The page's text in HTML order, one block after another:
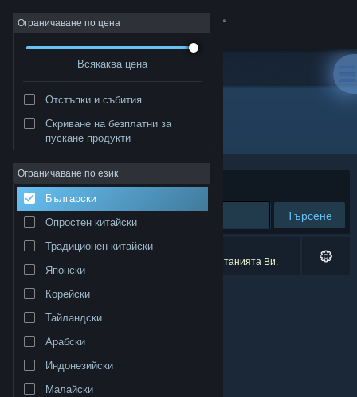
Вписване
Относно
Поддръжка
Смяна на езика
Ограничаване по цена
Всякаква цена
Отстъпки и събития
Скриване на безплатни за
пускане продукти
Ограничаване по език
Български
Опростен китайски
Традиционен китайски
Японски
Корейски
Тайландски
Арабски
Индонезийски
Малайски
Издател: Bionic Pony
Сортиране по Съответстване
Търсене
0 резултата съответстват на търсенето Ви.
1 заглавие беше изключено спрямо предпочитанията Ви.